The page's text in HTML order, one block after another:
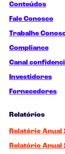
Conteúdos
Fale Conosco
Trabalhe
Compliance
Canal
Investidores
Fornecedores
Relatórios
Relatório Anual
Relatório Anual